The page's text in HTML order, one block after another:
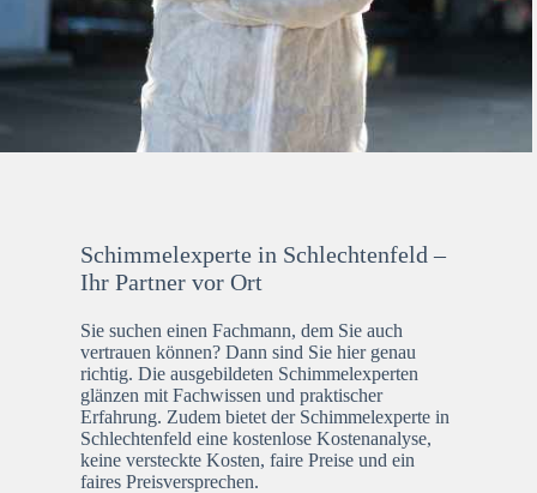
Schimmelexperte in Schlechtenfeld –
Ihr Partner vor Ort
Sie suchen einen Fachmann, dem Sie auch
vertrauen können? Dann sind Sie hier genau
richtig. Die ausgebildeten Schimmelexperten
glänzen mit Fachwissen und praktischer
Erfahrung. Zudem bietet der Schimmelexperte in
Schlechtenfeld eine kostenlose Kostenanalyse,
keine versteckte Kosten, faire Preise und ein
faires Preisversprechen.